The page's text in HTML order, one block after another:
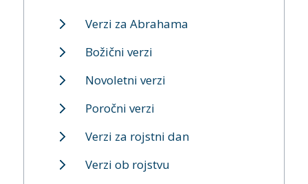
Verzi za Abrahama
Božični verzi
Novoletni verzi
Poročni verzi
Verzi za rojstni dan
Verzi ob rojstvu